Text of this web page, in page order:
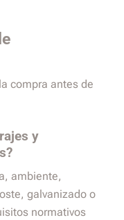
compra antes de
y
ambiente,
galvanizado o
normativos